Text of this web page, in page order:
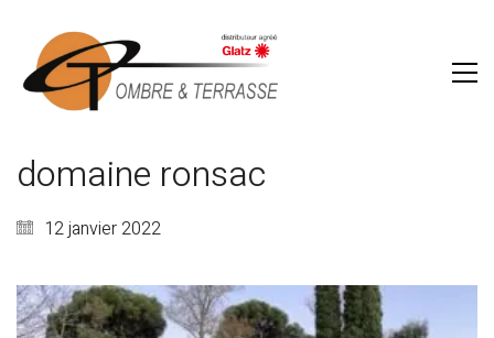
domaine ronsac
12 janvier 2022